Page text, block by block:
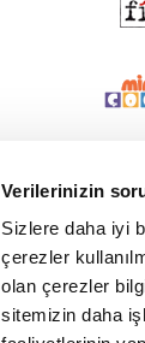
Verilerinizin
Sizlere daha iyi
çerezler
olan çerezler
sitemizin daha